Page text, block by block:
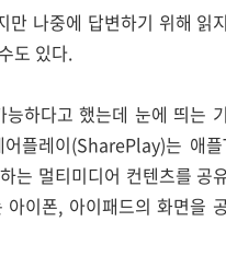
만 나중에 답변하기 위해 읽
도 있다.
하다고 했는데 눈에 띄는
플레이(SharePlay)는 애
는 멀티미디어 컨텐츠를 공
이폰, 아이패드의 화면을